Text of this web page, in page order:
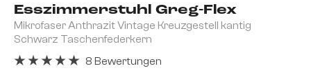
Esszimmerstuhl Greg-Flex
Mikrofaser Anthrazit Vintage Kreuzgestell kantig
Schwarz Taschenfederkern
8 Bewertungen